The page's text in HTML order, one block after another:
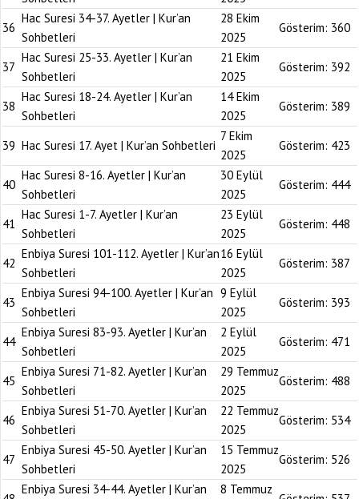
36
Hac Suresi 34-37. Ayetler | Kur’an
Sohbetleri
28 Ekim
2025
Gösterim: 360
37
Hac Suresi 25-33. Ayetler | Kur’an
Sohbetleri
21 Ekim
2025
Gösterim: 392
38
Hac Suresi 18-24. Ayetler | Kur’an
Sohbetleri
14 Ekim
2025
Gösterim: 389
39 Hac Suresi 17. Ayet | Kur’an Sohbetleri
7 Ekim
2025
Gösterim: 423
40
Hac Suresi 8-16. Ayetler | Kur’an
Sohbetleri
30 Eylül
2025
Gösterim: 444
41
Hac Suresi 1-7. Ayetler | Kur’an
Sohbetleri
23 Eylül
2025
Gösterim: 448
42
Enbiya Suresi 101-112. Ayetler | Kur’an
Sohbetleri
16 Eylül
2025
Gösterim: 387
43
Enbiya Suresi 94-100. Ayetler | Kur’an
Sohbetleri
9 Eylül
2025
Gösterim: 393
44
Enbiya Suresi 83-93. Ayetler | Kur’an
Sohbetleri
2 Eylül
2025
Gösterim: 471
45
Enbiya Suresi 71-82. Ayetler | Kur’an
Sohbetleri
29 Temmuz
2025
Gösterim: 488
46
Enbiya Suresi 51-70. Ayetler | Kur’an
Sohbetleri
22 Temmuz
2025
Gösterim: 534
47
Enbiya Suresi 45-50. Ayetler | Kur’an
Sohbetleri
15 Temmuz
2025
Gösterim: 526
Enbiya Suresi 34-44. Ayetler | Kur’an 8 Temmuz